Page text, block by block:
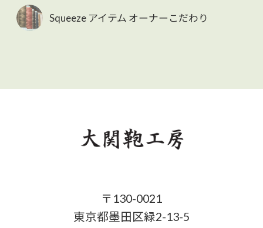
Squeeze アイテム オーナーこだわり
〒130-0021
東京都墨田区緑2-13-5